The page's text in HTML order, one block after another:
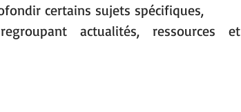
certains sujets spécifiques,
actualités, ressources et